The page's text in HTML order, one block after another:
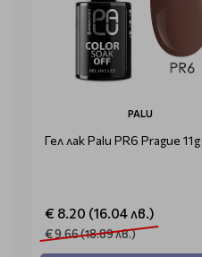
PALU
Гел лак Palu PR6 Prague 11g
€ 8.20 (16.04 лв.)
€ 9.66 (18.89 лв.)